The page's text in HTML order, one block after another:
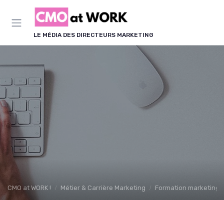
LE MÉDIA DES DIRECTEURS MARKETING
CMO at WORK ! Métier & Carrière Marketing Formation marketing
Panneau de gestion des cookies